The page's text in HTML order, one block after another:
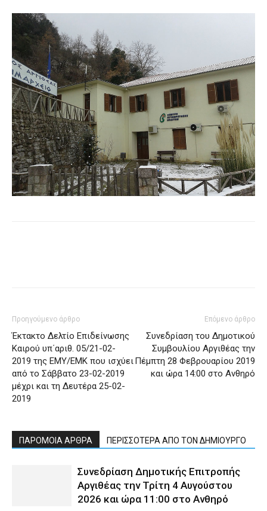
Προηγούμενο άρθρο
Έκτακτο Δελτίο Επιδείνωσης
Καιρού υπ΄αριθ. 05/21-02-
2019 της ΕΜΥ/ΕΜΚ που ισχύει
από το Σάββατο 23-02-2019
μέχρι και τη Δευτέρα 25-02-
2019
Επόμενο άρθρο
Συνεδρίαση του Δημοτικού
Συμβουλίου Αργιθέας την
Πέμπτη 28 Φεβρουαρίου 2019
και ώρα 14:00 στο Ανθηρό
ΠΑΡΟΜΟΙΑ ΑΡΘΡΑ ΠΕΡΙΣΣΟΤΕΡΑ ΑΠΟ ΤΟΝ ΔΗΜΙΟΥΡΓΟ
Συνεδρίαση Δημοτικής Επιτροπής
Αργιθέας την Τρίτη 4 Αυγούστου
2026 και ώρα 11:00 στο Ανθηρό